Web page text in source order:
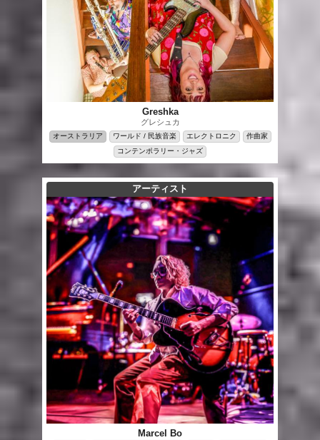
Greshka
グレシュカ
オーストラリア ワールド / 民族音楽 エレクトロニク
作曲家
コンテンポラリー・ジャズ
アーティスト
Marcel Bo